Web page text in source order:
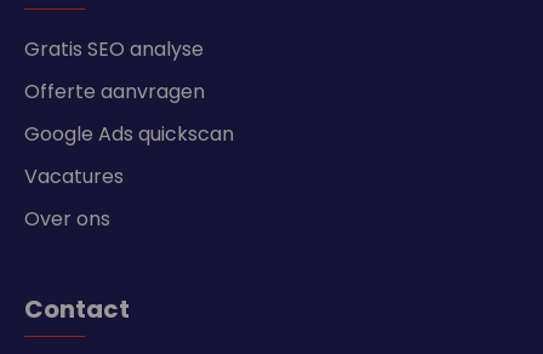
Gratis SEO analyse
Offerte aanvragen
Google Ads quickscan
Vacatures
Over ons
Contact